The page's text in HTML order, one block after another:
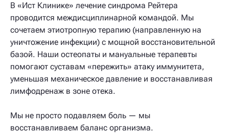
В «Ист Клинике» лечение синдрома Рейтера
проводится междисциплинарной командой. Мы
сочетаем этиотропную терапию (направленную на
уничтожение инфекции) с мощной восстановительной
базой. Наши остеопаты и мануальные терапевты
помогают суставам «пережить» атаку иммунитета,
уменьшая механическое давление и восстанавливая
лимфодренаж в зоне отека.
Мы не просто подавляем боль — мы
восстанавливаем баланс организма.